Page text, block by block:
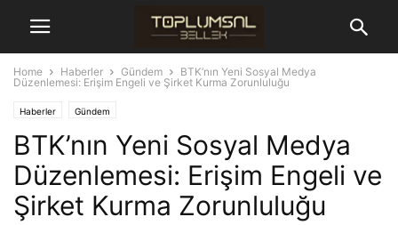
Home Haberler Gündem
BTK’nın Yeni Sosyal Medya
Düzenlemesi: Erişim Engeli ve Şirket Kurma Zorunluluğu
Haberler Gündem
BTK’nın Yeni Sosyal Medya
Düzenlemesi: Erişim Engeli ve
Şirket Kurma Zorunluluğu